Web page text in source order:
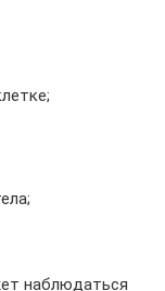
наблюдаться